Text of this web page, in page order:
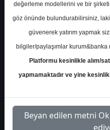
Kurum
5 6
Salı, 02 Haziran 2026
değerleme modellerini ve bir
göz önünde bulundurabilirsiniz,
güvenerek yatırım yapmak
bilgiler/paylaşımlar kurum&banka
Platformu kesinlikle alım/
yapmamaktadır ve yine
Beyan edilen metni